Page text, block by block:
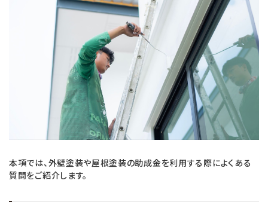
本項では、外壁塗装や屋根塗装の助成金を利用する際によくある
質問をご紹介します。